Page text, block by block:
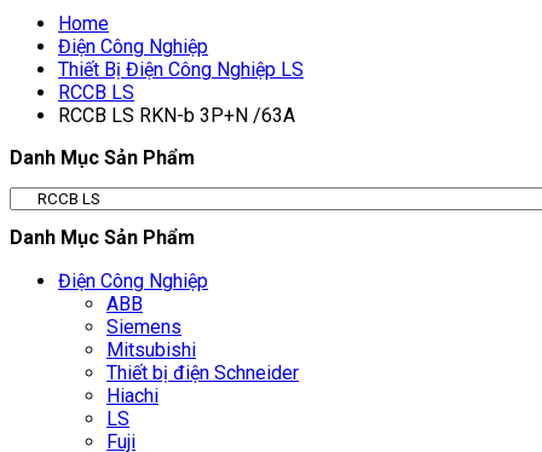
Home
Điện Công Nghiệp
Thiết Bị Điện Công Nghiệp LS
RCCB LS
RCCB LS RKN-b 3P+N /63A
Danh Mục Sản Phẩm
Danh Mục Sản Phẩm
Điện Công Nghiệp
ABB
Siemens
Mitsubishi
Thiết bị điện Schneider
Hiachi
LS
Fuji